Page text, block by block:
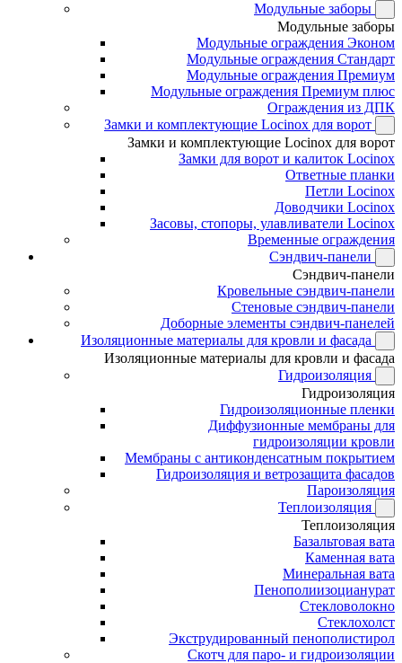
Модульные заборы
Модульные заборы
Модульные ограждения Эконом
Модульные ограждения Стандарт
Модульные ограждения Премиум
Модульные ограждения Премиум плюс
Ограждения из ДПК
Замки и комплектующие Locinox для ворот
Замки и комплектующие Locinox для ворот
Замки для ворот и калиток Locinox
Ответные планки
Петли Locinox
Доводчики Locinox
Засовы, стопоры, улавливатели Locinox
Временные ограждения
Сэндвич-панели
Сэндвич-панели
Кровельные сэндвич-панели
Стеновые сэндвич-панели
Доборные элементы сэндвич-панелей
Изоляционные материалы для кровли и фасада
Изоляционные материалы для кровли и фасада
Гидроизоляция
Гидроизоляция
Гидроизоляционные пленки
Диффузионные мембраны для
гидроизоляции кровли
Мембраны с антиконденсатным покрытием
Гидроизоляция и ветрозащита фасадов
Пароизоляция
Теплоизоляция
Теплоизоляция
Базальтовая вата
Каменная вата
Минеральная вата
Пенополиизоцианурат
Стекловолокно
Стеклохолст
Экструдированный пенополистирол
Скотч для паро- и гидроизоляции